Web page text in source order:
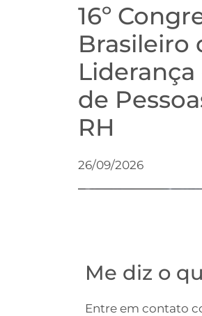
16º
Brasileiro
Liderança
de
RH
26/09/2026
Me diz o
Entre em contato